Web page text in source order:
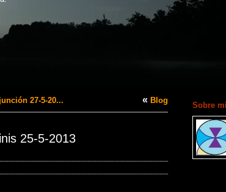
« Blog
27-5-20...
25-5-2013
Sobre